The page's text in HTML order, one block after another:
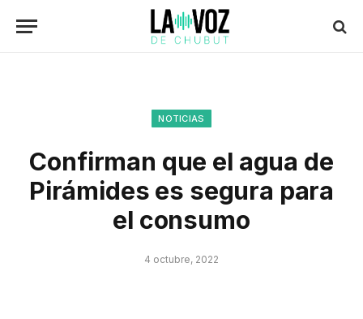
NOTICIAS
Confirman que el agua de
Pirámides es segura para
el consumo
4 octubre, 2022